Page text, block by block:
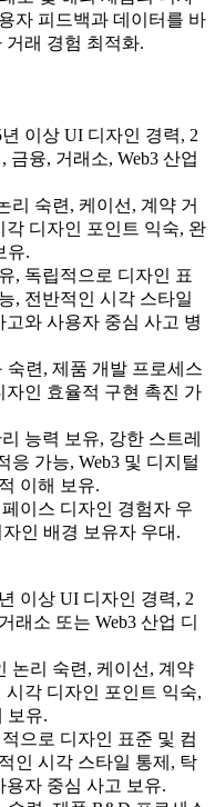
자 피드백과 데이터를 바
거래 경험 최적화.
이상 UI 디자인 경력, 2
금융, 거래소, Web3 산업
리 숙련, 케이선, 계약 거
디자인 포인트 익숙, 완
유.
, 독립적으로 디자인 표
, 전반적인 시각 스타일
와 사용자 중심 사고 병
숙련, 제품 개발 프로세스
인 효율적 구현 촉진 가
능력 보유, 강한 스트레
응 가능, Web3 및 디지털
이해 보유.
이스 디자인 경험자 우
인 배경 보유자 우대.
이상 UI 디자인 경력, 2
래소 또는 Web3 산업 디
논리 숙련, 케이선, 계약
각 디자인 포인트 익숙,
보유.
으로 디자인 표준 및 컴
인 시각 스타일 통제, 탁
자 중심 사고 보유.